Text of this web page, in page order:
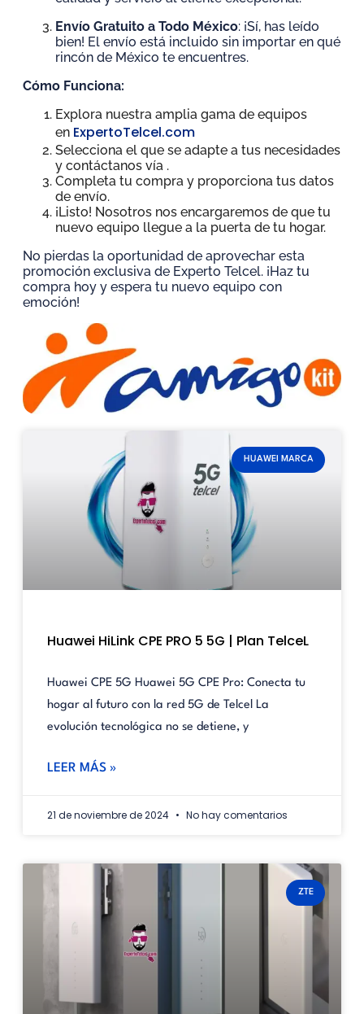
Envío Gratuito a Todo México: ¡Sí, has leído
bien! El envío está incluido sin importar en qué
rincón de México te encuentres.
Cómo Funciona:
Explora nuestra amplia gama de equipos
en ExpertoTelcel.com
Selecciona el que se adapte a tus necesidades
y contáctanos vía .
Completa tu compra y proporciona tus datos
de envío.
¡Listo! Nosotros nos encargaremos de que tu
nuevo equipo llegue a la puerta de tu hogar.
No pierdas la oportunidad de aprovechar esta
promoción exclusiva de Experto Telcel. ¡Haz tu
compra hoy y espera tu nuevo equipo con
emoción!
HUAWEI MARCA
Huawei HiLink CPE PRO 5 5G | Plan TelceL
Huawei CPE 5G Huawei 5G CPE Pro: Conecta tu
hogar al futuro con la red 5G de Telcel La
evolución tecnológica no se detiene, y
LEER MÁS »
21 de noviembre de 2024 No hay comentarios
ZTE